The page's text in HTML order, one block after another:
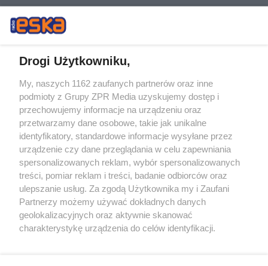
Żaden utwór zamieszczony w serwisie nie może być powielany i
rozpowszechniany lub dalej rozpowszechniany w jakikolwiek sposób (w
tym także elektroniczny lub mechaniczny) na jakimkolwiek polu
eksploatacji w jakiejkolwiek formie, włącznie z umieszczaniem w
Internecie bez pisemnej zgody właściciela praw. Jakiekolwiek użycie lub
wykorzystanie utworów w całości lub w części z naruszeniem prawa,
tzn. bez właściwej zgody, jest zabronione pod groźbą kary i może być
ścigane prawnie.
Drogi Użytkowniku,
My, naszych 1162 zaufanych partnerów oraz inne
podmioty z Grupy ZPR Media uzyskujemy dostęp i
przechowujemy informacje na urządzeniu oraz
przetwarzamy dane osobowe, takie jak unikalne
identyfikatory, standardowe informacje wysyłane przez
urządzenie czy dane przeglądania w celu zapewniania
spersonalizowanych reklam, wybór spersonalizowanych
treści, pomiar reklam i treści, badanie odbiorców oraz
ulepszanie usług. Za zgodą Użytkownika my i Zaufani
Partnerzy możemy używać dokładnych danych
geolokalizacyjnych oraz aktywnie skanować
charakterystykę urządzenia do celów identyfikacji.